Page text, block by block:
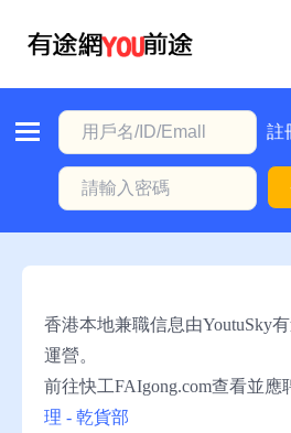
註
首
本
信
息
註
香港本地兼職信息由YoutuSky
運營。
前往快工FAIgong.com查看並應
理 - 乾貨部